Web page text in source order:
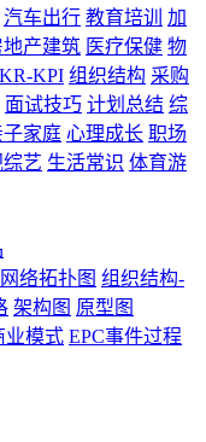
汽车出行 教育培训
加
地产建筑 医疗保健 物
KPI 组织结构 采购
面试技巧 计划总结 综
子家庭 心理成长 职场
艺 生活常识 体育游
网络拓扑图 组织结构-
架构图 原型图
业模式 EPC事件过程